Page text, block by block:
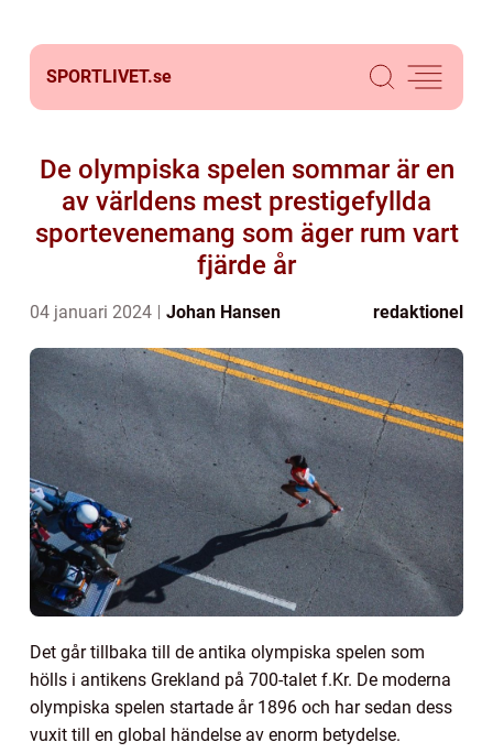
SPORTLIVET.se
De olympiska spelen sommar är en
av världens mest prestigefyllda
sportevenemang som äger rum vart
fjärde år
04 januari 2024 Johan Hansen redaktionel
Det går tillbaka till de antika olympiska spelen som
hölls i antikens Grekland på 700-talet f.Kr. De moderna
olympiska spelen startade år 1896 och har sedan dess
vuxit till en global händelse av enorm betydelse.